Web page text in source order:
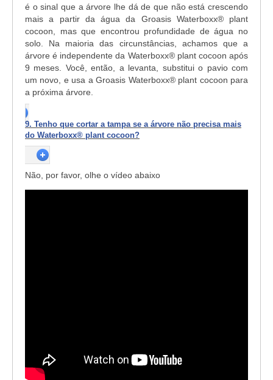
é o sinal que a árvore lhe dá de que não está crescendo
mais a partir da água da Groasis Waterboxx® plant
cocoon, mas que encontrou profundidade de água no
solo. Na maioria das circunstâncias, achamos que a
árvore é independente da Waterboxx® plant cocoon após
9 meses. Você, então, a levanta, substitui o pavio com
um novo, e usa a Groasis Waterboxx® plant cocoon para
a próxima árvore.
9. Tenho que cortar a tampa se a árvore não precisa mais
do Waterboxx® plant cocoon?
Não, por favor, olhe o vídeo abaixo